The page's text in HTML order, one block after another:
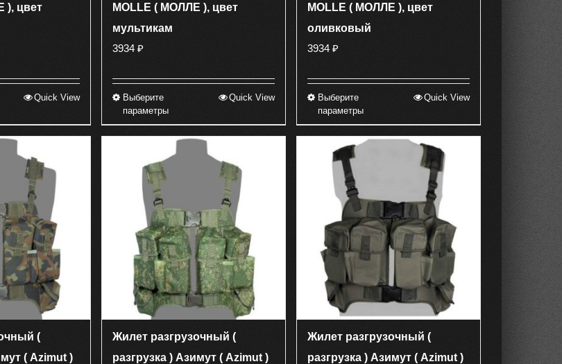
), цвет
несколько
вариаций.
Опции
на
странице
Quick View
MOLLE ( МОЛЛЕ ), цвет
мультикам
3934 ₽
Выберите
параметры
имеет
несколько
вариаций.
можно
выбрать
на
странице
товара.
Quick View
MOLLE ( МОЛЛЕ ), цвет
оливковый
3934 ₽
Выберите
параметры
имеет
несколько
вариаций.
можно
выбрать
на
странице
товара.
Quick View
(
( Azimut )
Жилет разгрузочный (
разгрузка ) Азимут ( Azimut )
Жилет разгрузочный (
разгрузка ) Азимут ( Azimut )